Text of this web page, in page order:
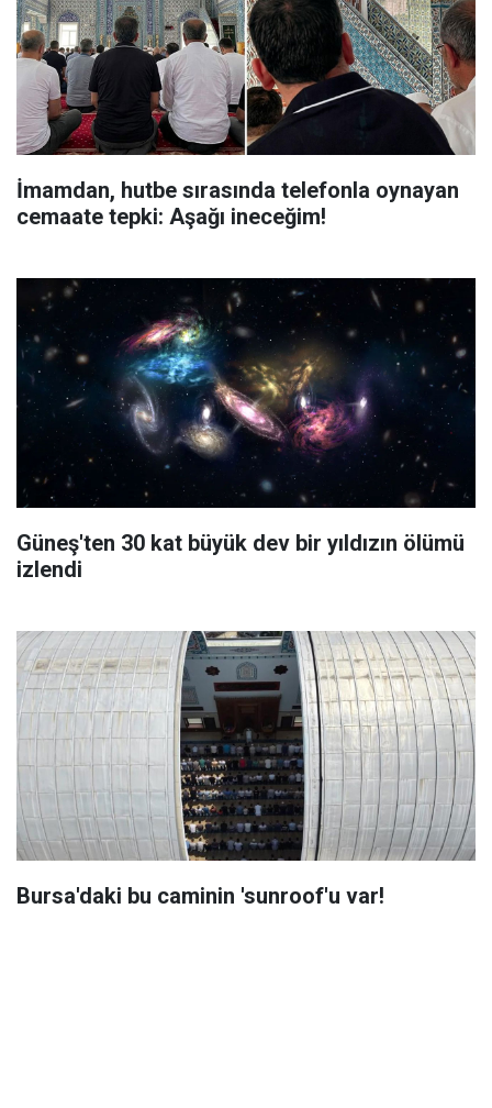
İmamdan, hutbe sırasında telefonla oynayan
cemaate tepki: Aşağı ineceğim!
Güneş'ten 30 kat büyük dev bir yıldızın ölümü
izlendi
Bursa'daki bu caminin 'sunroof'u var!